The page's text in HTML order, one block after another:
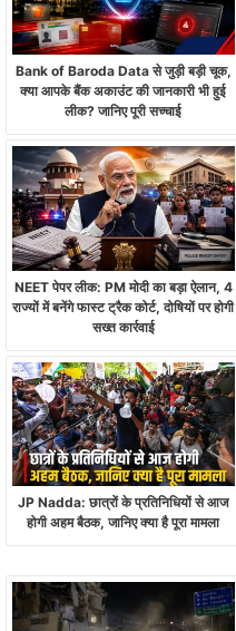
Bank of Baroda Data से जुड़ी बड़ी चूक,
क्या आपके बैंक अकाउंट की जानकारी भी हुई
लीक? जानिए पूरी सच्चाई
NEET पेपर लीक: PM मोदी का बड़ा ऐलान, 4
राज्यों में बनेंगे फास्ट ट्रैक कोर्ट, दोषियों पर होगी
सख्त कार्रवाई
JP Nadda: छात्रों के प्रतिनिधियों से आज
होगी अहम बैठक, जानिए क्या है पूरा मामला